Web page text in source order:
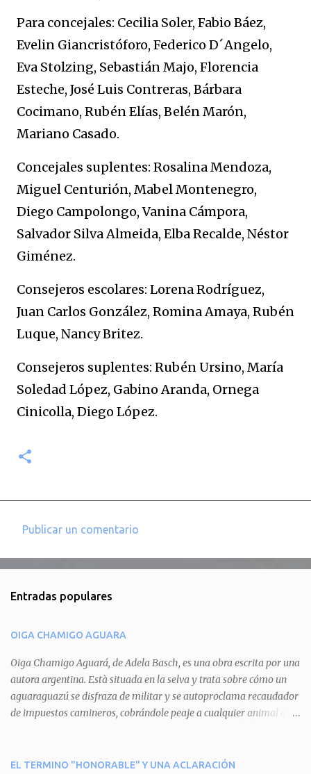
Para concejales: Cecilia Soler, Fabio Báez,
Evelin Giancristóforo, Federico D´Angelo,
Eva Stolzing, Sebastián Majo, Florencia
Esteche, José Luis Contreras, Bárbara
Cocimano, Rubén Elías, Belén Marón,
Mariano Casado.
Concejales suplentes: Rosalina Mendoza,
Miguel Centurión, Mabel Montenegro,
Diego Campolongo, Vanina Cámpora,
Salvador Silva Almeida, Elba Recalde, Néstor
Giménez.
Consejeros escolares: Lorena Rodríguez,
Juan Carlos González, Romina Amaya, Rubén
Luque, Nancy Britez.
Consejeros suplentes: Rubén Ursino, María
Soledad López, Gabino Aranda, Ornega
Cinicolla, Diego López.
e
t
a
r
i
o
Publicar un comentario
Entradas populares
OIGA CHAMIGO AGUARA
Oiga Chamigo Aguará, de Adela Basch, es una obra escrita por una
autora argentina. Està situada en la selva y trata sobre cómo un
aguaraguazú se disfraza de militar y se autoproclama recaudador
de impuestos camineros, cobrándole peaje a cualquier animal que
aguará le provoca. De igual manera pasa con Tatú, el armadillo.
EL TERMINO "HONORABLE" Y UNA ACLARACIÓN